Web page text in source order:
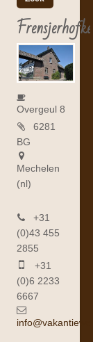
Frensjerhofke
Overgeul 8
6281
BG
Mechelen
(nl)
+31
(0)43 455
2855
+31
(0)6 2233
6667